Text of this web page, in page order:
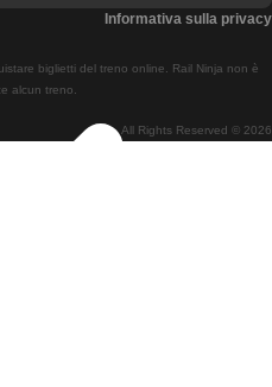
A Braga
A Lisbona All Rights Reserved © 2026
biglietti del treno online. Rail Ninja non è
alcun treno.
Informativa sulla privacy